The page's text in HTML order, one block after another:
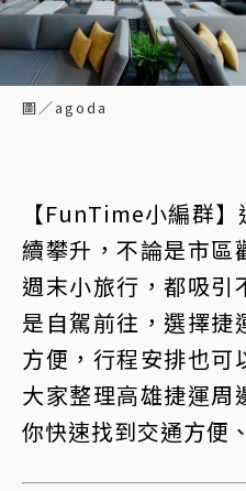
圖／agoda
【FunTime小編群】
續攀升，不論是市區
週末小旅行，都吸引
是自駕前往，選擇捷
方便，行程安排也可
大家整理高雄捷運周
你快速找到交通方便